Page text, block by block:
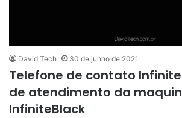
David Tech 30 de junho de 2021
Telefone de contato
de atendimento da
InfiniteBlack